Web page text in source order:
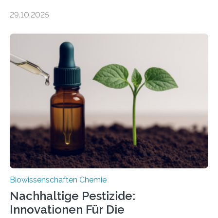
Forschende die bisher älteste bekannte Stechmücken-
Region Kachin in Myanmar und hat sich in
ausgezeichnetem Zustand erhalten. Es konnte als neue
Art einer neuen Gattung beschrieben werden und trägt
nun den Namen Cretosabethes primaevus. Dieser erste
fossile Nachweis einer Stechmückenlarve in Bernstein
stellt gleichzeitig den ersten Fossilfund einer
Mückenlarve aus dem Mesozoikum dar, denn…
29.10.2025
Biowissenschaften Chemie
Nachhaltige Pestizide:
Innovationen Für Die